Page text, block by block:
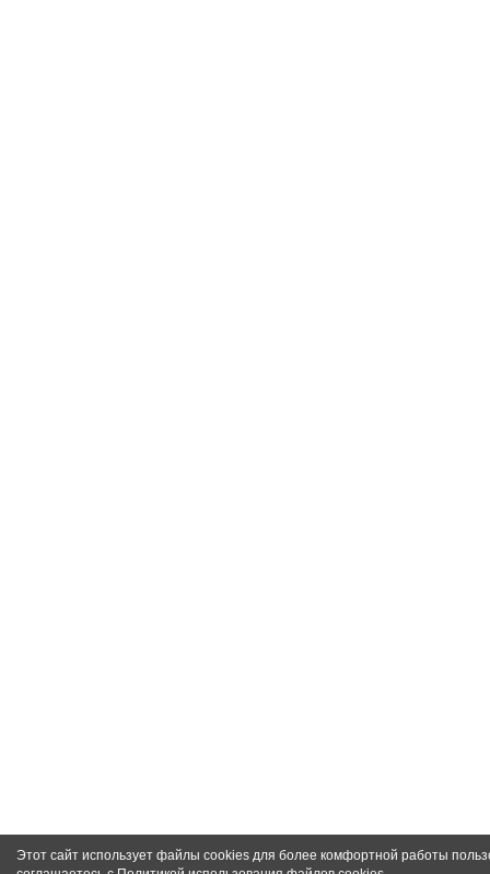
Этот сайт использует файлы cookies для более комфортной работы